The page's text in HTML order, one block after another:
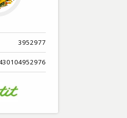
3952977